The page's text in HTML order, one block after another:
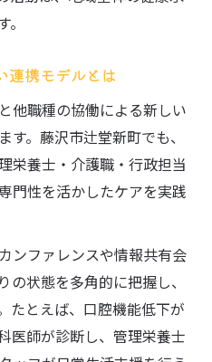
連携モデルとは
他職種の協働による新しい
。藤沢市辻堂新町でも、
栄養士・介護職・行政担当
門性を活かしたケアを実践
ンファレンスや情報共有会
状態を多角的に把握し、
たとえば、口腔機能低下が
医師が診断し、管理栄養士